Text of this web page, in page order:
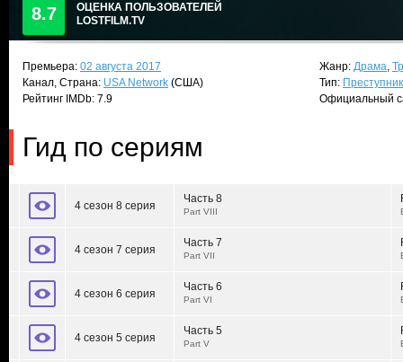
8.7
ОЦЕНКА ПОЛЬЗОВАТЕЛЕЙ
LOSTFILM.TV
Премьера: 02 августа 2017
Канал, Страна: USA Network (США)
Рейтинг IMDb: 7.9
Жанр: Драма,
Тип:
Официальный
Гид по сериям
4 сезон 8 серия
Часть 8
Part VIII
4 сезон 7 серия
Часть 7
Part VII
4 сезон 6 серия
Часть 6
Part VI
4 сезон 5 серия
Часть 5
Part V